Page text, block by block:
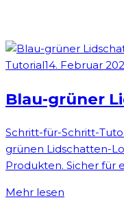
Tutorial14. Februar
Blau-grüner
Schritt-für-Schritt-
grünen Lidschatten-
Produkten. Sicher für
Mehr lesen